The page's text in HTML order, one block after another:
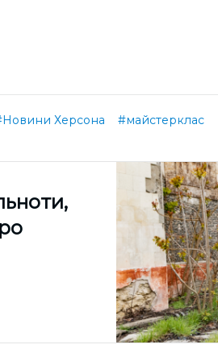
Херсона #майстерклас